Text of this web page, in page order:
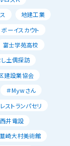
地建工業
ボーイスカウト
富士学苑高校
土偶探訪
建設業協会
＃Mｙwさん
ストランパセリ
井電設
崎大村美術館